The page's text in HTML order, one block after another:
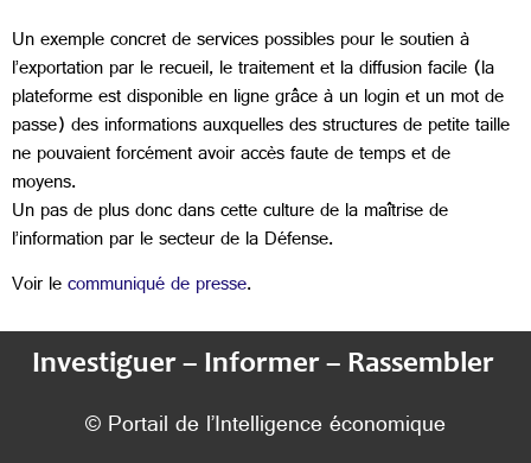
Un exemple concret de services possibles pour le soutien à
l’exportation par le recueil, le traitement et la diffusion facile (la
plateforme est disponible en ligne grâce à un login et un mot de
passe) des informations auxquelles des structures de petite taille
ne pouvaient forcément avoir accès faute de temps et de
moyens.
Un pas de plus donc dans cette culture de la maîtrise de
l’information par le secteur de la Défense.
Voir lecommuniqué de presse.
Investiguer – Informer – Rassembler
© Portail de l’Intelligence économique